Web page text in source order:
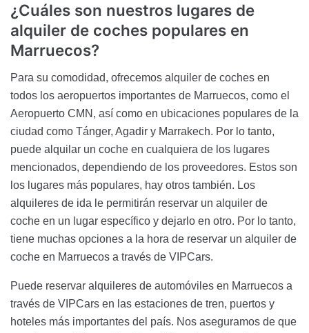
¿Cuáles son nuestros lugares de
alquiler de coches populares en
Marruecos?
Para su comodidad, ofrecemos alquiler de coches en
todos los aeropuertos importantes de Marruecos, como el
Aeropuerto CMN, así como en ubicaciones populares de la
ciudad como Tánger, Agadir y Marrakech. Por lo tanto,
puede alquilar un coche en cualquiera de los lugares
mencionados, dependiendo de los proveedores. Estos son
los lugares más populares, hay otros también. Los
alquileres de ida le permitirán reservar un alquiler de
coche en un lugar específico y dejarlo en otro. Por lo tanto,
tiene muchas opciones a la hora de reservar un alquiler de
coche en Marruecos a través de VIPCars.
Puede reservar alquileres de automóviles en Marruecos a
través de VIPCars en las estaciones de tren, puertos y
hoteles más importantes del país. Nos aseguramos de que